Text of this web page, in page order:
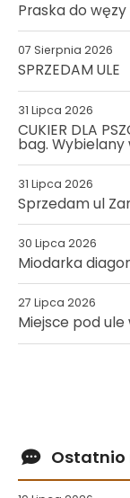
Praska do
07 Sierpnia 2026
SPRZEDAM ULE
31 Lipca 2026
CUKIER DLA
bag. Wybielany
31 Lipca 2026
Sprzedam ul
30 Lipca 2026
Miodarka
27 Lipca 2026
Miejsce pod
Ostatnio